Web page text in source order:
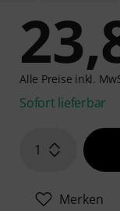
Alle Preise inkl.
Sofort lieferbar
1
Merken